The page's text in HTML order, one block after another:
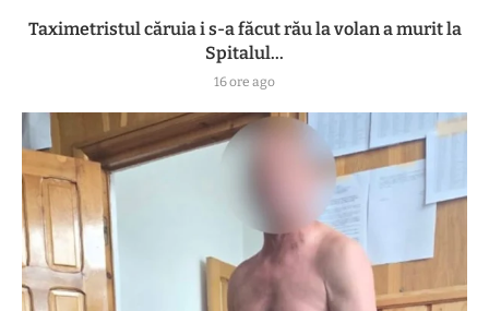
Taximetristul căruia i s-a făcut rău la volan a murit la
Spitalul...
16 ore ago